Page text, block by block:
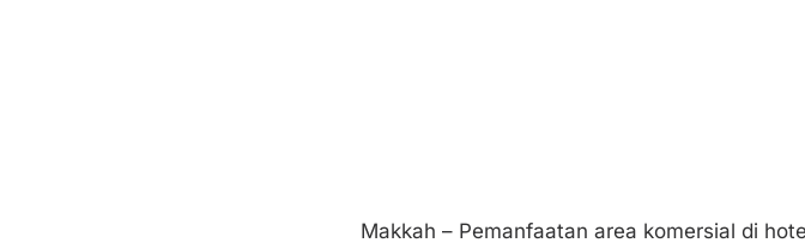
Makkah – Pemanfaatan area komersial di